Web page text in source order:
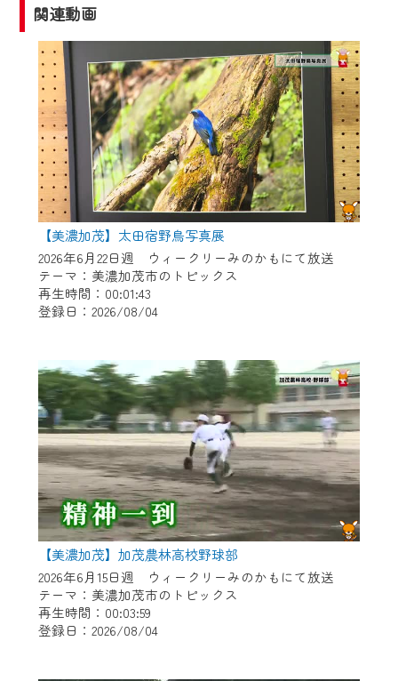
関連動画
【美濃加茂】太田宿野鳥写真展
2026年6月22日週 ウィークリーみのかもにて放送
テーマ：美濃加茂市のトピックス
再生時間：00:01:43
登録日：2026/08/04
【美濃加茂】加茂農林高校野球部
2026年6月15日週 ウィークリーみのかもにて放送
テーマ：美濃加茂市のトピックス
再生時間：00:03:59
登録日：2026/08/04
2024年9月24日からはご加入者様へのサー
ビス向上のため、
『CCNet Web TV』を利用いただくには、
一部コンテンツを除き、
CCNetサービスへの加入と『CCNetマイ
ページ※』へのログインが必要となりま
す。
何卒、ご理解ご了承の程よろしくお願い
いたします。
※マイページへのログインには、MyIDが必
要となります。
※MyIDとは、CCNet Web TVを含むCCNetの
各種サービスをご利用頂くためのIDです。
で設定できます。
（GmailやYahooなどのフリーメールアドレ
スでも作成可能です）
※マイページへのログイン・MyIDの新規登
録はこちらから
※CCNetアプリをご利用中の方は引き続き
ご視聴いただけます。
＜メンテナンス情報＞
CCNetWebTVのリニューアルにともないメ
ンテナンス作業を予定しています。